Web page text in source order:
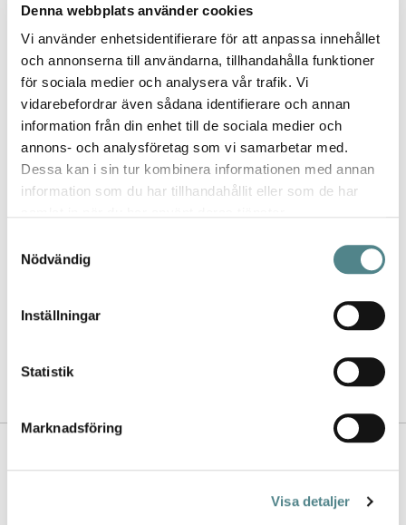
Denna webbplats använder cookies
Vi använder enhetsidentifierare för att anpassa innehållet
och annonserna till användarna, tillhandahålla funktioner
för sociala medier och analysera vår trafik. Vi
vidarebefordrar även sådana identifierare och annan
information från din enhet till de sociala medier och
annons- och analysföretag som vi samarbetar med.
Dessa kan i sin tur kombinera informationen med annan
information som du har tillhandahållit eller som de har
Nödvändig
Inställningar
Statistik
Marknadsföring
Visa detaljer
sandaler etc!
Recenserad avKina HagdalenPublicerat
den
2020-09-09
Jag rekommenderar Jobi för
kvalitet, utbud, design och de